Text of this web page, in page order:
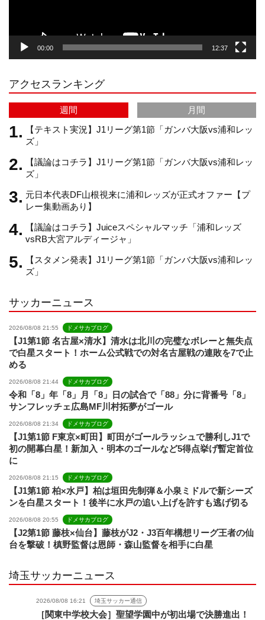
r
a
m
e
C
h
a
n
00:00 12:37
アクセスランキング
週間
月間
【テキスト実況】J1リーグ第1節「ガンバ大阪vs浦和レッ
ズ」
【議論はコチラ】J1リーグ第1節「ガンバ大阪vs浦和レッ
ズ」
元日本代表DF山根視来に浦和レッズが正式オファー【プ
レー集動画あり】
【議論はコチラ】Juiceスペシャルマッチ「浦和レッズ
vsRB大宮アルディージャ」
【スタメン発表】J1リーグ第1節「ガンバ大阪vs浦和レッ
ズ」
サッカーニュース
2026/08/08 21:55 ドメサカブログ
【J1第1節 名古屋×清水】清水は北川の完璧なボレーと無失点
で白星スタート！ホーム公式戦での対名古屋戦の連敗を7で止
める
2026/08/08 21:44 ドメサカブログ
令和「8」年「8」月「8」日の試合で「88」分に背番号「8」
サンフレッチェ広島MF川村拓夢がゴール
2026/08/08 21:34 ドメサカブログ
【J1第1節 F東京×町田】町田がゴールラッシュで勝利しJ1で
初の開幕白星！新加入・明本のゴールなど5得点挙げ暫定首位
に
2026/08/08 21:15 ドメサカブログ
【J1第1節 柏×水戸】柏は垣田先制弾＆小泉ミドルで新シーズ
ンを白星スタート！後半に水戸の追い上げを許すも逃げ切る
2026/08/08 20:55 ドメサカブログ
【J2第1節 藤枝×仙台】藤枝がJ2・J3百年構想リーグ王者の仙
台を撃破！槙野監督は恩師・森山監督を相手に白星
埼玉サッカーニュース
2026/08/08 16:21 埼玉サッカー通信
［関東中学校大会］聖望学園中が初出場で決勝進出！